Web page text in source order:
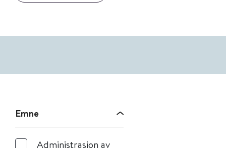
Emne
Administrasjon av